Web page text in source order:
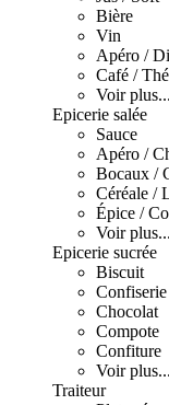
Bière
Vin
Apéro /
Café / Thé
Voir plus...
Epicerie salée
Sauce
Apéro /
Bocaux /
Céréale /
Épice /
Voir plus...
Epicerie sucrée
Biscuit
Confiserie
Chocolat
Compote
Confiture
Voir plus...
Traiteur